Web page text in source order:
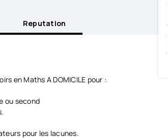
Reputation
en Maths A DOMICILE pour :
ou second
pour les lacunes.